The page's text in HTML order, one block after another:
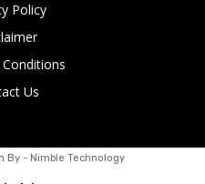
Policy
Us
By - Nimble Technology